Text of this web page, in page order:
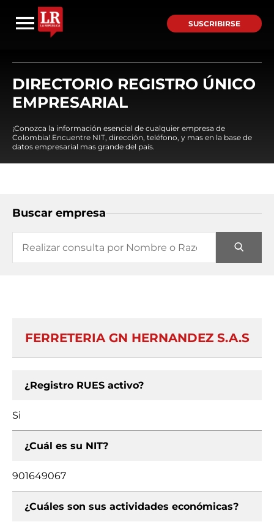
SUSCRIBIRSE
DIRECTORIO REGISTRO ÚNICO
EMPRESARIAL
¡Conozca la información esencial de cualquier empresa de
Colombia! Encuentre NIT, dirección, teléfono, y mas en la base de
datos empresarial mas grande del país.
Buscar empresa
FERRETERIA GN HERNANDEZ S.A.S
¿Registro RUES activo?
Si
¿Cuál es su NIT?
901649067
¿Cuáles son sus actividades económicas?